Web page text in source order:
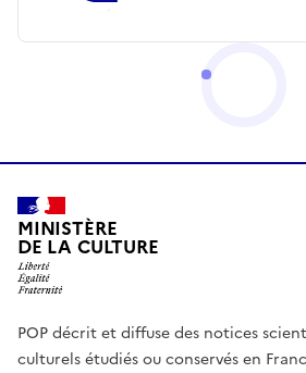
MINISTÈRE
DE LA CULTURE
POP décrit et diffuse des notices
culturels étudiés ou conservés en